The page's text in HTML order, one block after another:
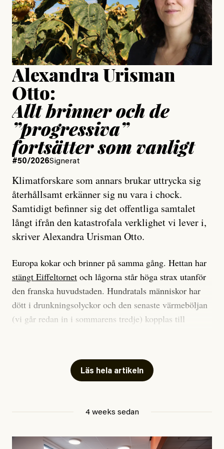
Jesper Lundby
Publicerad15 July, 2026
Uppdaterad15 July, 2026
Alexandra Urisman
Otto:
Allt brinner och de
”progressiva”
fortsätter som vanligt
#50/2026Signerat
Klimatforskare som annars brukar uttrycka sig
återhållsamt erkänner sig nu vara i chock.
Samtidigt befinner sig det offentliga samtalet
långt ifrån den katastrofala verklighet vi lever i,
skriver Alexandra Urisman Otto.
Europa kokar och brinner på samma gång. Hettan har
stängt Eiffeltornet och lågorna står höga strax utanför
den franska huvudstaden. Hundratals människor har
dött i drunkningsolyckor och den senaste värmeböljan
(vi går redan in i sommarens tredje) kopplas till
Har du också panik i hettan? Känns det som en
mardröm? Bra, allt annat vore fullständigt orimligt.
att han brukar vara ganska återhållsam när han
september 2023, när de globala temperaturerna för
Läs hela artikeln
4 weeks sedan